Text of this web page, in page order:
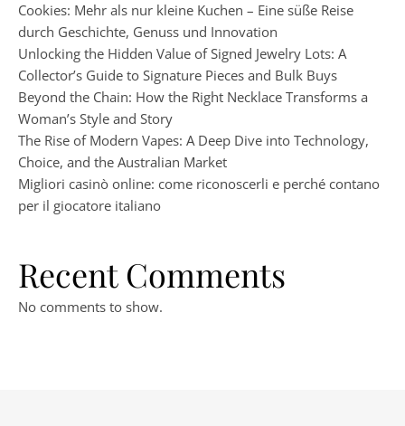
Cookies: Mehr als nur kleine Kuchen – Eine süße Reise
durch Geschichte, Genuss und Innovation
Unlocking the Hidden Value of Signed Jewelry Lots: A
Collector’s Guide to Signature Pieces and Bulk Buys
Beyond the Chain: How the Right Necklace Transforms a
Woman’s Style and Story
The Rise of Modern Vapes: A Deep Dive into Technology,
Choice, and the Australian Market
Migliori casinò online: come riconoscerli e perché contano
per il giocatore italiano
Recent Comments
No comments to show.